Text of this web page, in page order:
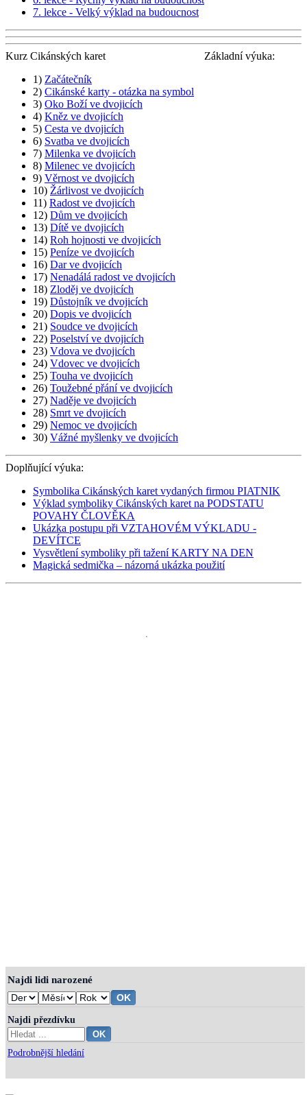
7. lekce - Velký výklad na budoucnost
Kurz Cikánských karet
Základní výuka:
1) Začátečník
2) Cikánské karty - otázka na symbol
3) Oko Boží ve dvojicích
4) Kněz ve dvojicích
5) Cesta ve dvojicích
6) Svatba ve dvojicích
7) Milenka ve dvojicích
8) Milenec ve dvojicích
9) Věrnost ve dvojicích
10) Žárlivost ve dvojicích
11) Radost ve dvojicích
12) Dům ve dvojicích
13) Dítě ve dvojicích
14) Roh hojnosti ve dvojicích
15) Peníze ve dvojicích
16) Dar ve dvojicích
17) Nenadálá radost ve dvojicích
18) Zloděj ve dvojicích
19) Důstojník ve dvojicích
20) Dopis ve dvojicích
21) Soudce ve dvojicích
22) Poselství ve dvojicích
23) Vdova ve dvojicích
24) Vdovec ve dvojicích
25) Touha ve dvojicích
26) Toužebné přání ve dvojicích
27) Naděje ve dvojicích
28) Smrt ve dvojicích
29) Nemoc ve dvojicích
30) Vážné myšlenky ve dvojicích
Doplňující výuka:
Symbolika Cikánských karet vydaných firmou PIATNIK
Výklad symboliky Cikánských karet na PODSTATU
POVAHY ČLOVĚKA
Ukázka postupu při VZTAHOVÉM VÝKLADU -
DEVÍTCE
Vysvětlení symboliky při tažení KARTY NA DEN
Magická sedmička – názorná ukázka použití
Najdi lidi narozené
Najdi přezdívku
Podrobnější hledání